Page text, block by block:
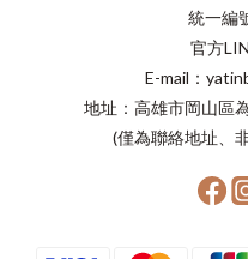
統一編
官方
E-mail：
地址：高雄市岡山區
(僅為聯絡地址、